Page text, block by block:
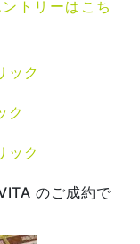
トリーはこち
ック
ク
ック
のご成約で